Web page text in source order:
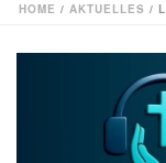
HOME / AKTUELLES /